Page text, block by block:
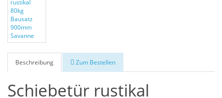
Beschreibung Zum Bestellen
Schiebetür rustikal